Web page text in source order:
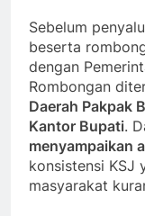
Sebelum
beserta
dengan
Rombongan
Daerah Pakpak
Kantor Bupati.
menyampaikan
konsistensi KSJ
masyarakat